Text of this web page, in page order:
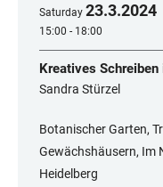
Saturday 23.3.2024
15:00 - 18:00
Kreatives
Sandra Stürzel
Botanischer Garten,
Gewächshäusern, Im
Heidelberg